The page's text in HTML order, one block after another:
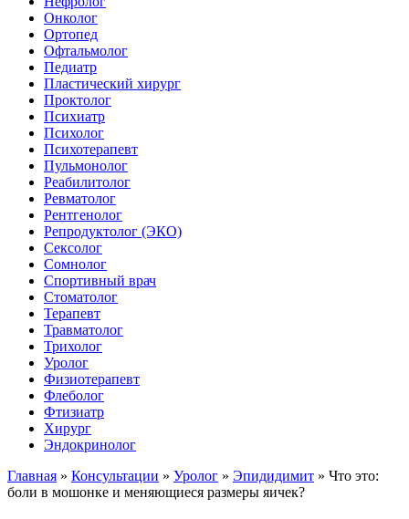
Онколог
Ортопед
Офтальмолог
Педиатр
Пластический хирург
Проктолог
Психиатр
Психолог
Психотерапевт
Пульмонолог
Реабилитолог
Ревматолог
Рентгенолог
Репродуктолог (ЭКО)
Сексолог
Сомнолог
Спортивный врач
Стоматолог
Терапевт
Травматолог
Трихолог
Уролог
Физиотерапевт
Флеболог
Фтизиатр
Хирург
Эндокринолог
Главная » Консультации » Уролог » Эпидидимит » Что это:
боли в мошонке и меняющиеся размеры яичек?